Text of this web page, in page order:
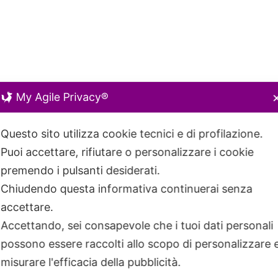
My Agile Privacy®
Questo sito utilizza cookie tecnici e di profilazione.
Puoi accettare, rifiutare o personalizzare i cookie
premendo i pulsanti desiderati.
Chiudendo questa informativa continuerai senza
accettare.
Accettando, sei consapevole che i tuoi dati personali
possono essere raccolti allo scopo di personalizzare
misurare l'efficacia della pubblicità.